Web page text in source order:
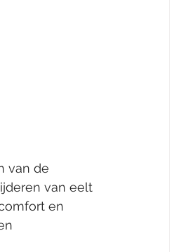
van de
van eelt
en